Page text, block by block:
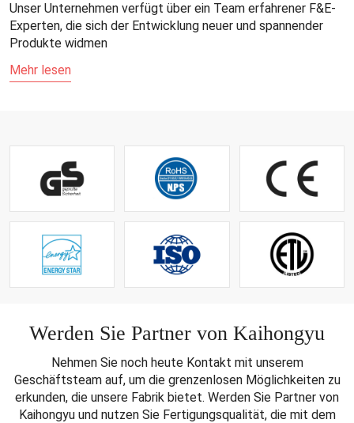
Unser Unternehmen verfügt über ein Team erfahrener F&E-
Experten, die sich der Entwicklung neuer und spannender
Produkte widmen
Mehr lesen
Werden Sie Partner von Kaihongyu
Nehmen Sie noch heute Kontakt mit unserem
Geschäftsteam auf, um die grenzenlosen Möglichkeiten zu
erkunden, die unsere Fabrik bietet. Werden Sie Partner von
Kaihongyu und nutzen Sie Fertigungsqualität, die mit dem